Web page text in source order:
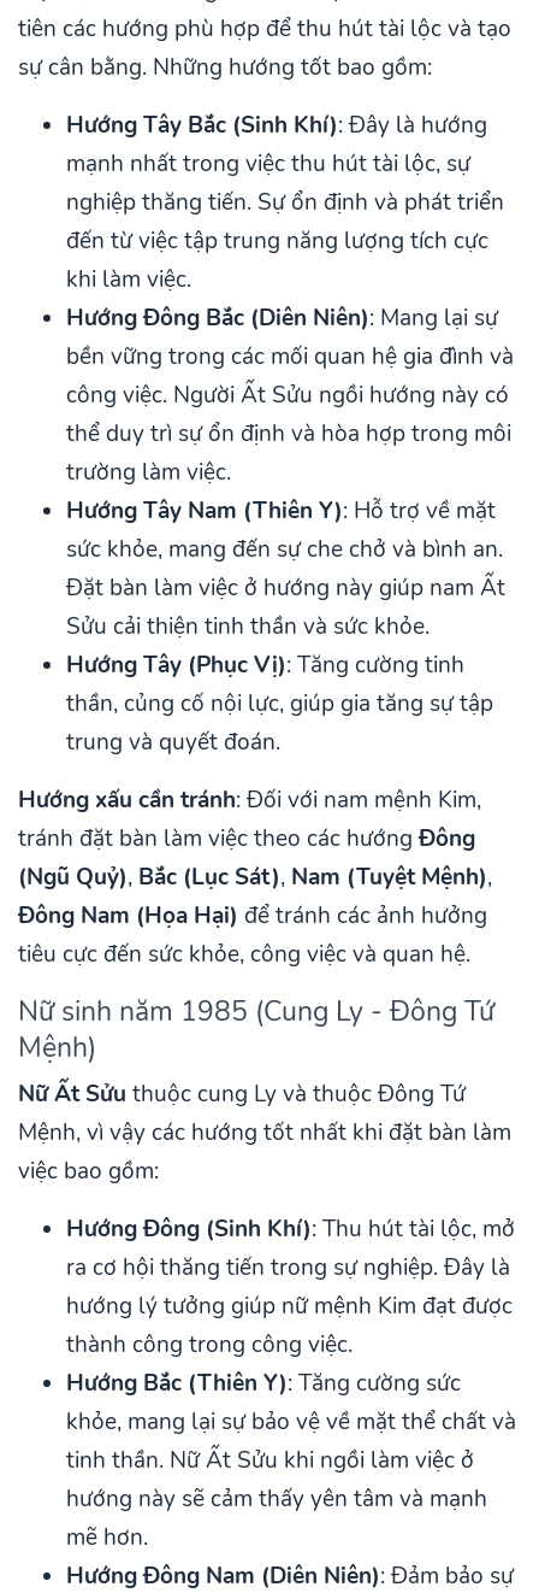
tiên các hướng phù hợp để thu hút tài lộc và tạo
sự cân bằng. Những hướng tốt bao gồm:
Hướng Tây Bắc (Sinh Khí): Đây là hướng
mạnh nhất trong việc thu hút tài lộc, sự
nghiệp thăng tiến. Sự ổn định và phát triển
đến từ việc tập trung năng lượng tích cực
khi làm việc.
Hướng Đông Bắc (Diên Niên): Mang lại sự
bền vững trong các mối quan hệ gia đình và
công việc. Người Ất Sửu ngồi hướng này có
thể duy trì sự ổn định và hòa hợp trong môi
trường làm việc.
Hướng Tây Nam (Thiên Y): Hỗ trợ về mặt
sức khỏe, mang đến sự che chở và bình an.
Đặt bàn làm việc ở hướng này giúp nam Ất
Sửu cải thiện tinh thần và sức khỏe.
Hướng Tây (Phục Vị): Tăng cường tinh
thần, củng cố nội lực, giúp gia tăng sự tập
trung và quyết đoán.
Hướng xấu cần tránh: Đối với nam mệnh Kim,
tránh đặt bàn làm việc theo các hướngĐông
(Ngũ Quỷ), Bắc (Lục Sát), Nam (Tuyệt Mệnh),
Đông Nam (Họa Hại) để tránh các ảnh hưởng
tiêu cực đến sức khỏe, công việc và quan hệ.
Nữ sinh năm 1985 (Cung Ly - Đông Tứ
Mệnh)
Nữ Ất Sửu thuộc cung Ly và thuộc Đông Tứ
Mệnh, vì vậy các hướng tốt nhất khi đặt bàn làm
việc bao gồm:
Hướng Đông (Sinh Khí): Thu hút tài lộc, mở
ra cơ hội thăng tiến trong sự nghiệp. Đây là
hướng lý tưởng giúp nữ mệnh Kim đạt được
thành công trong công việc.
Hướng Bắc (Thiên Y): Tăng cường sức
khỏe, mang lại sự bảo vệ về mặt thể chất và
tinh thần. Nữ Ất Sửu khi ngồi làm việc ở
hướng này sẽ cảm thấy yên tâm và mạnh
mẽ hơn.
Hướng Đông Nam (Diên Niên): Đảm bảo sự